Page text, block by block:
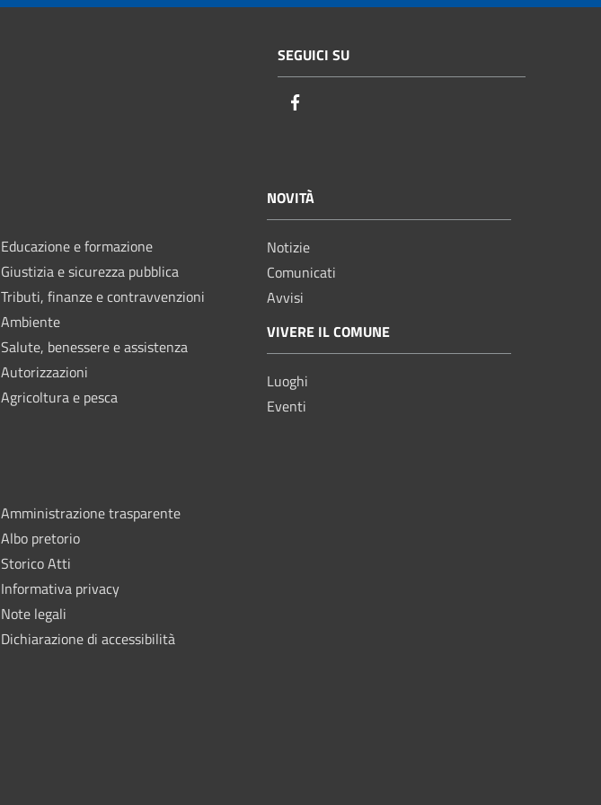
SEGUICI SU
Educazione e formazione
Giustizia e sicurezza pubblica
Tributi, finanze e contravvenzioni
Ambiente
Salute, benessere e assistenza
Autorizzazioni
Agricoltura e pesca
NOVITÀ
Notizie
Comunicati
Avvisi
VIVERE IL COMUNE
Luoghi
Eventi
Amministrazione trasparente
Albo pretorio
Storico Atti
Informativa privacy
Note legali
Dichiarazione di accessibilità